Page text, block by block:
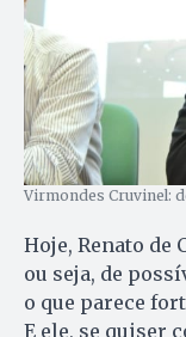
Virmondes Cruvinel:
Hoje, Renato de
ou seja, de
o que parece
E ele, se quiser